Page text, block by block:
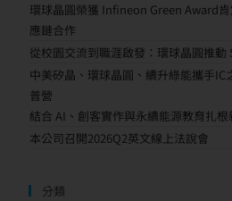
環球晶圓榮獲 Infineon Green Award
應鏈合作
從校園交流到職涯啟發：環球晶圓推動
中美矽晶、環球晶圓、續升綠能攜手IC
普營
結合 AI、創客實作與永續能源教育扎
本公司召開2026Q2英文線上法說會
分類